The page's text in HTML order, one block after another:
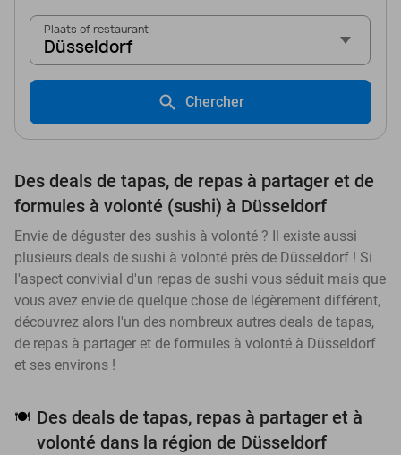
Plaats of restaurant
Düsseldorf
Chercher
Des deals de tapas, de repas à partager et de
formules à volonté (sushi) à Düsseldorf
Envie de déguster des sushis à volonté ? Il existe aussi
plusieurs deals de sushi à volonté près de Düsseldorf ! Si
l'aspect convivial d'un repas de sushi vous séduit mais que
vous avez envie de quelque chose de légèrement différent,
découvrez alors l'un des nombreux autres deals de tapas,
de repas à partager et de formules à volonté à Düsseldorf
et ses environs !
🍽️ Des deals de tapas, repas à partager et à
volonté dans la région de Düsseldorf